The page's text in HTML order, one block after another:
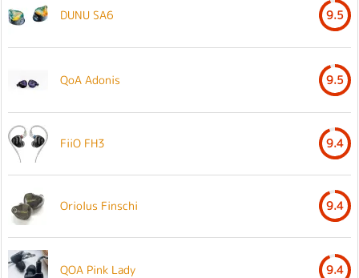
DUNU SA6 9.5
QoA Adonis 9.5
FiiO FH3 9.4
Oriolus Finschi 9.4
QOA Pink Lady 9.4